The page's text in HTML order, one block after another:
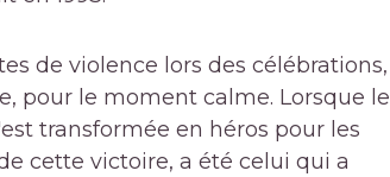
de violence lors des célébrations,
pour le moment calme. Lorsque le
transformée en héros pour les
cette victoire, a été celui qui a